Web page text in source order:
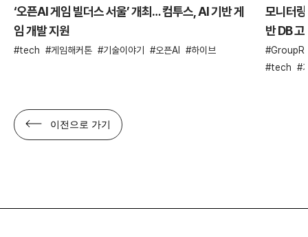
‘오픈AI 게임 빌더스 서울’ 개최… 컴투스, AI 기반 게
임 개발 지원
tech 게임해커톤 기술이야기 오픈AI 하이브
모니터
반 DB
tech
이전으로 가기